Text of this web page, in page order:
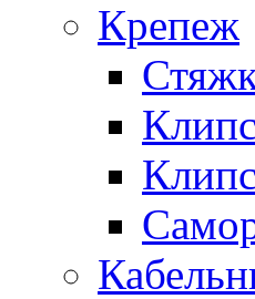
Крепеж